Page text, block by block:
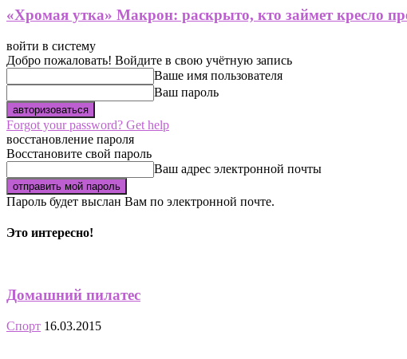
«Хромая утка» Макрон: раскрыто, кто займет кресло
войти в систему
Добро пожаловать! Войдите в свою учётную запись
Ваше имя пользователя
Ваш пароль
Forgot your password? Get help
восстановление пароля
Восстановите свой пароль
Ваш адрес электронной почты
Пароль будет выслан Вам по электронной почте.
Это интересно!
Домашний пилатес
Спорт 16.03.2015